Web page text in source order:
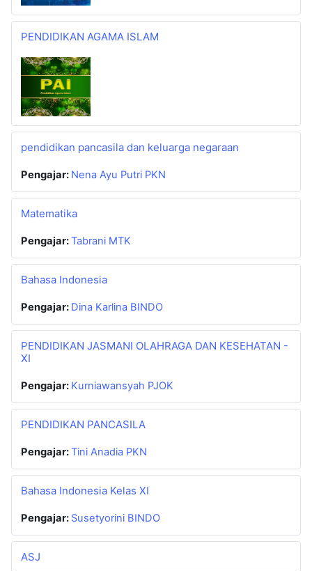
PENDIDIKAN AGAMA ISLAM
pendidikan pancasila dan keluarga negaraan
Pengajar: Nena Ayu Putri PKN
Matematika
Pengajar:Tabrani MTK
Bahasa Indonesia
Pengajar: Dina Karlina BINDO
PENDIDIKAN JASMANI OLAHRAGA DAN KESEHATAN -
XI
Pengajar: Kurniawansyah PJOK
PENDIDIKAN PANCASILA
Pengajar:Tini Anadia PKN
Bahasa Indonesia Kelas XI
Pengajar: Susetyorini BINDO
ASJ